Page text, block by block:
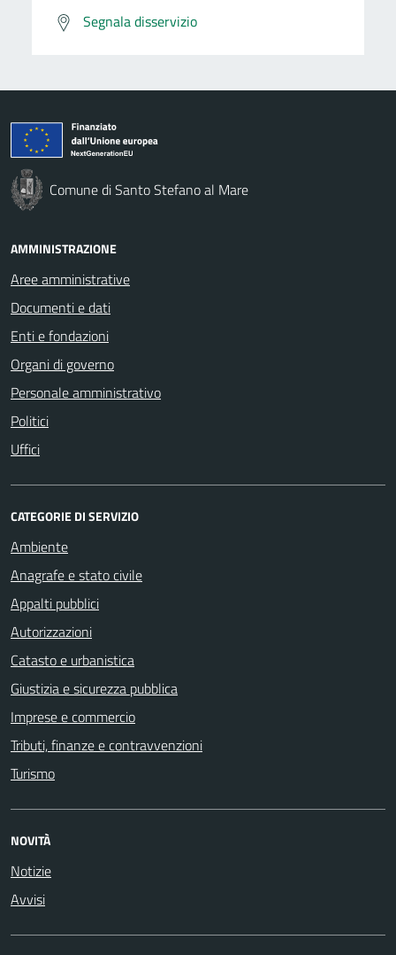
Segnala disservizio
Comune di Santo Stefano al Mare
AMMINISTRAZIONE
Aree amministrative
Documenti e dati
Enti e fondazioni
Organi di governo
Personale amministrativo
Politici
Uffici
CATEGORIE DI SERVIZIO
Ambiente
Anagrafe e stato civile
Appalti pubblici
Autorizzazioni
Catasto e urbanistica
Giustizia e sicurezza pubblica
Imprese e commercio
Tributi, finanze e contravvenzioni
Turismo
NOVITÀ
Notizie
Avvisi